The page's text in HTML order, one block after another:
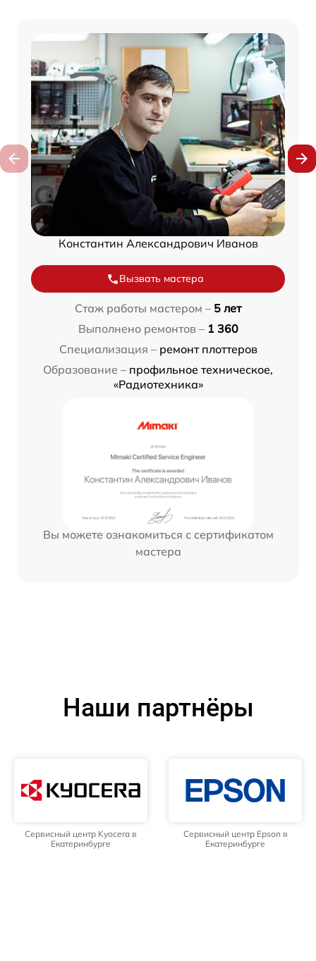
Константин Александрович Иванов
Вызвать мастера
Стаж работы мастером – 5 лет
Выполнено ремонтов – 1 360
Специализация – ремонт плоттеров
Образование – профильное техническое,
«Радиотехника»
Вы можете ознакомиться с сертификатом
мастера
Наши партнёры
Сервисный центр Kyocera в
Екатеринбурге
Сервисный центр Epson в
Екатеринбурге